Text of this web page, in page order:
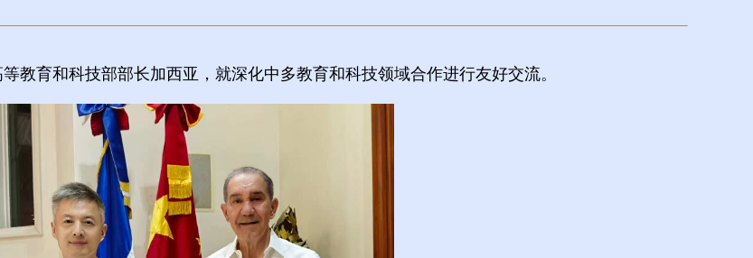
教育和科技部部长加西亚，就深化中多教育和科技领域合作进行友好交流。